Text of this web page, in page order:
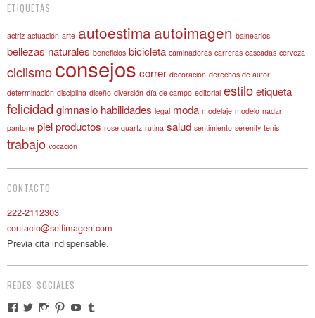
ETIQUETAS
actriz actuación arte autoestima autoimagen balnearios
bellezas naturales beneficios bicicleta caminadoras carreras cascadas cerveza
ciclismoconsejos correr decoración derechos de autor
determinación disciplina diseño diversión día de campo editorial estiloetiqueta
felicidad gimnasio habilidades legal moda modelaje modelo nadar
pantone pielproductos rose quartz rutina salud sentimiento serenity tenis
trabajo vocación
CONTACTO
222-2112303
contacto@selfimagen.com
Previa cita indispensable.
REDES SOCIALES
ViewViewViewViewView